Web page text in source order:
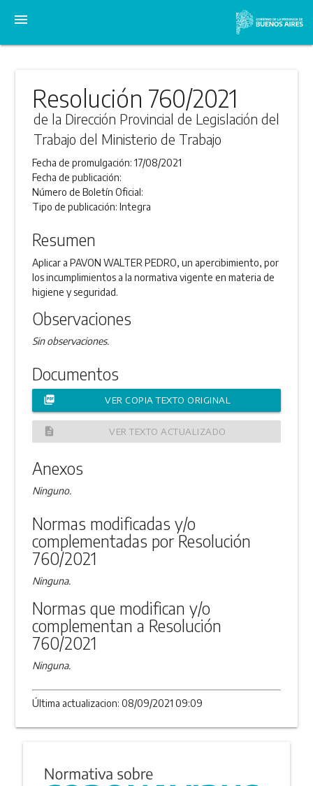
menu
Resolución 760/2021
de la Dirección Provincial de Legislación del
Trabajo del Ministerio de Trabajo
Fecha de promulgación:17/08/2021
Fecha de publicación:
Número de Boletín Oficial:
Tipo de publicación:Integra
Resumen
Aplicar a PAVON WALTER PEDRO, un apercibimiento, por
los incumplimientos a la normativa vigente en materia de
higiene y seguridad.
Observaciones
Sin observaciones.
Documentos
picture_as_pdf VER COPIA TEXTO ORIGINAL
description VER TEXTO ACTUALIZADO
Anexos
Ninguno.
Normas modificadas y/o
complementadas por Resolución
760/2021
Ninguna.
Normas que modifican y/o
complementan a Resolución
760/2021
Ninguna.
Última actualizacion: 08/09/2021 09:09